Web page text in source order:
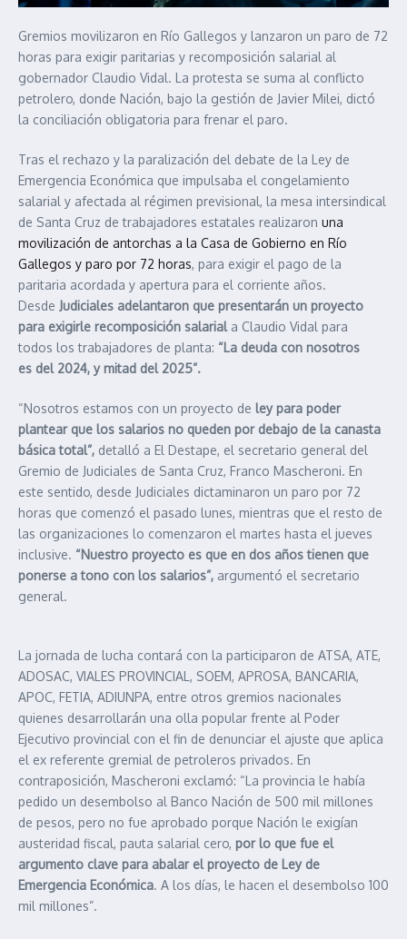
Gremios movilizaron en Río Gallegos y lanzaron un paro de 72
horas para exigir paritarias y recomposición salarial al
gobernador Claudio Vidal. La protesta se suma al conflicto
petrolero, donde Nación, bajo la gestión de Javier Milei, dictó
la conciliación obligatoria para frenar el paro.
Tras el rechazo y la paralización del debate de la Ley de
Emergencia Económica que impulsaba el congelamiento
salarial y afectada al régimen previsional, la mesa intersindical
de Santa Cruz de trabajadores estatales realizaron una
movilización de antorchas a la Casa de Gobierno en Río
Gallegos y paro por 72 horas, para exigir el pago de la
paritaria acordada y apertura para el corriente años.
Desde Judiciales adelantaron que presentarán un proyecto
para exigirle recomposición salariala Claudio Vidal para
todos los trabajadores de planta: “La deuda con nosotros
es del 2024, y mitad del 2025”.
“Nosotros estamos con un proyecto de ley para poder
plantear que los salarios no queden por debajo de la canasta
básica total”, detalló a El Destape, el secretario general del
Gremio de Judiciales de Santa Cruz, Franco Mascheroni. En
este sentido, desde Judiciales dictaminaron un paro por 72
horas que comenzó el pasado lunes, mientras que el resto de
las organizaciones lo comenzaron el martes hasta el jueves
inclusive. “Nuestro proyecto es que en dos años tienen que
ponerse a tono con los salarios”, argumentó el secretario
general.
La jornada de lucha contará con la participaron de ATSA, ATE,
ADOSAC, VIALES PROVINCIAL, SOEM, APROSA, BANCARIA,
APOC, FETIA, ADIUNPA, entre otros gremios nacionales
quienes desarrollarán una olla popular frente al Poder
Ejecutivo provincial con el fin de denunciar el ajuste que aplica
el ex referente gremial de petroleros privados. En
contraposición, Mascheroni exclamó: “La provincia le había
pedido un desembolso al Banco Nación de 500 mil millones
de pesos, pero no fue aprobado porque Nación le exigían
austeridad fiscal, pauta salarial cero, por lo que fue el
argumento clave para abalar el proyecto de Ley de
Emergencia Económica. A los días, le hacen el desembolso 100
mil millones”.